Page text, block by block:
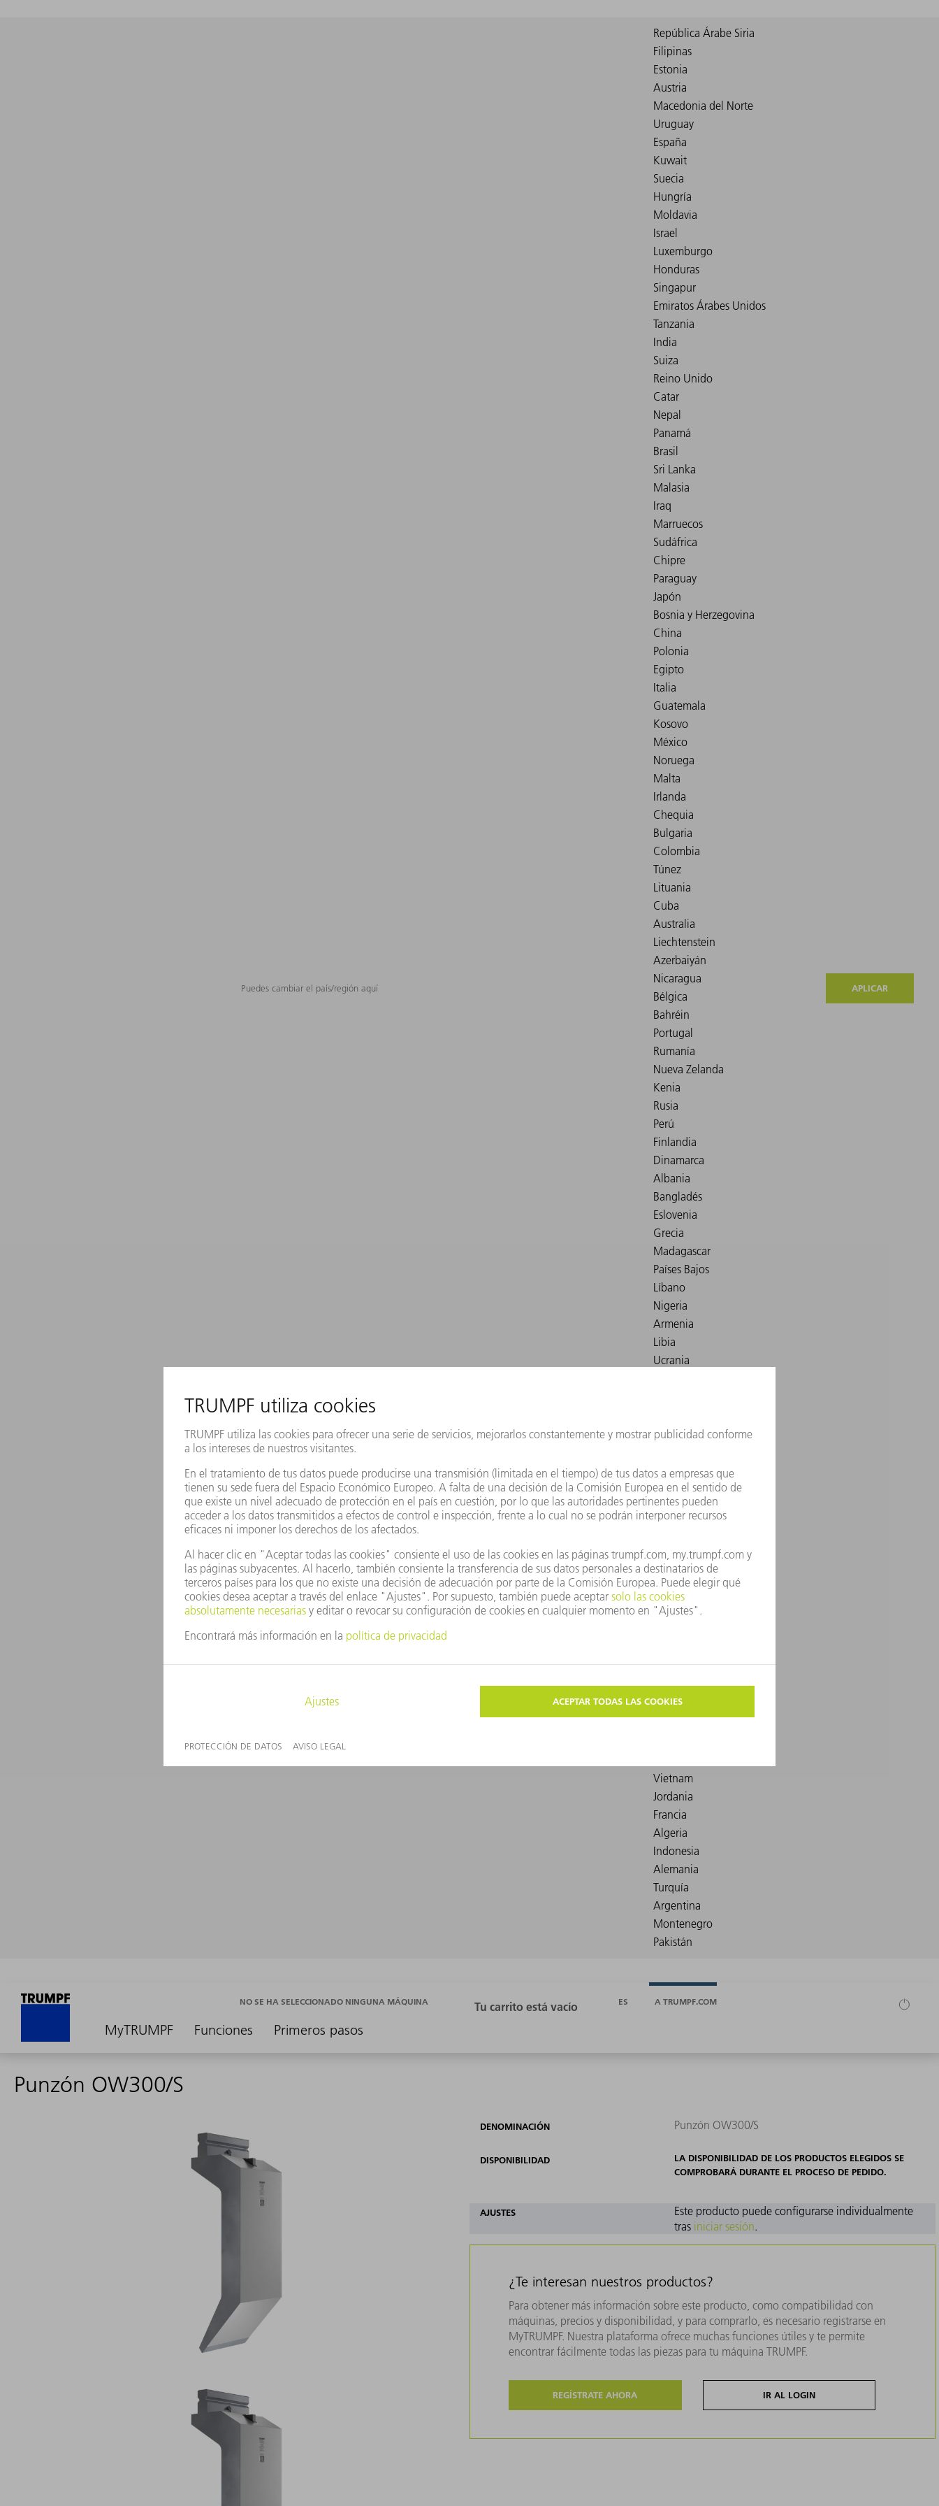
Puedes cambiar el país/región aquí APLICAR
MyTRUMPF Funciones Primeros pasos
NO SE HA SELECCIONADO NINGUNA MÁQUINA ES A TRUMPF.COM
Punzón OW300/S
DENOMINACIÓN Punzón OW300/S
DISPONIBILIDAD
LA DISPONIBILIDAD DE LOS PRODUCTOS ELEGIDOS SE
COMPROBARÁ DURANTE EL PROCESO DE PEDIDO.
AJUSTES
Este producto puede configurarse individualmente
tras iniciar sesión.
¿Te interesan nuestros productos?
Para obtener más información sobre este producto, como compatibilidad con
máquinas, precios y disponibilidad, y para comprarlo, es necesario registrarse en
MyTRUMPF. Nuestra plataforma ofrece muchas funciones útiles y te permite
encontrar fácilmente todas las piezas para tu máquina TRUMPF.
REGÍSTRATE AHORA IR AL LOGIN